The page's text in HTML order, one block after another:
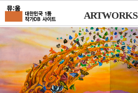
ARTWORKS